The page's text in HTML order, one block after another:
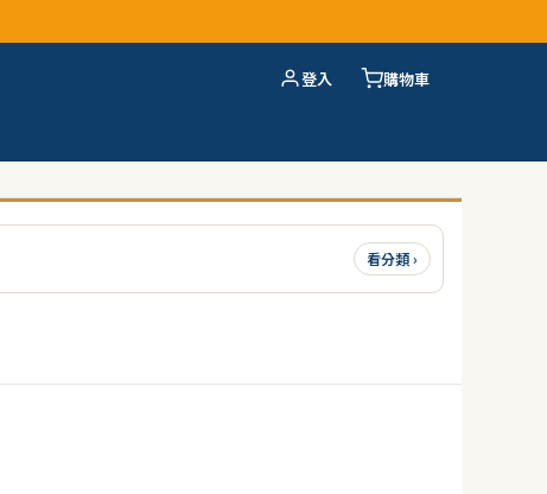
登入 購物車
看分類 ›